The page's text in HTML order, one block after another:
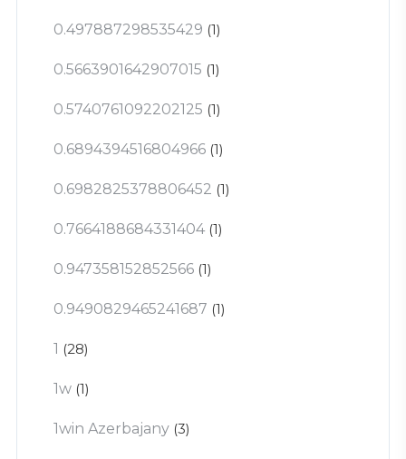
0.497887298535429 (1)
0.5663901642907015 (1)
0.5740761092202125 (1)
0.6894394516804966 (1)
0.6982825378806452 (1)
0.7664188684331404(1)
0.947358152852566 (1)
0.9490829465241687 (1)
1 (28)
1w (1)
1win Azerbajany (3)